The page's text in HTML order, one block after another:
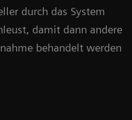
durch das System
damit dann andere
behandelt werden